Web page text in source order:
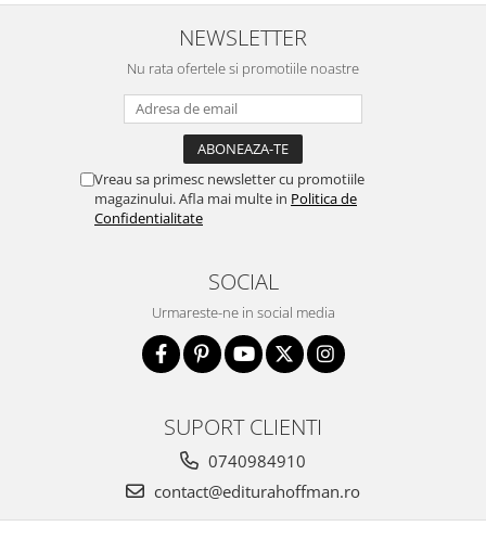
NEWSLETTER
Nu rata ofertele si promotiile noastre
Vreau sa primesc newsletter cu promotiile
magazinului. Afla mai multe in Politica de
Confidentialitate
SOCIAL
Urmareste-ne in social media
SUPORT CLIENTI
0740984910
contact@editurahoffman.ro